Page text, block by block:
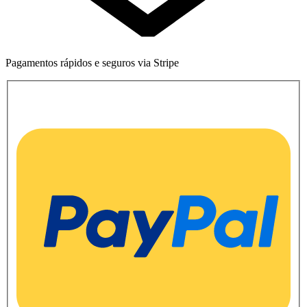
Pagamentos rápidos e seguros via Stripe